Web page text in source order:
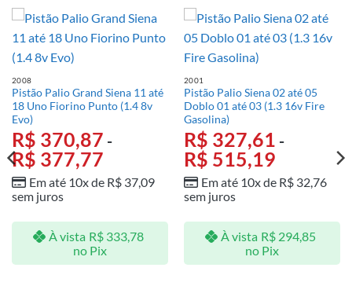
2008
Pistão Palio Grand Siena 11 até
18 Uno Fiorino Punto (1.4 8v
Evo)
R$ 370,87 -
R$ 377,77
Em até 10x de R$37,09
sem juros
À vista R$ 333,78
no Pix
2001
Pistão Palio Siena 02 até 05
Doblo 01 até 03 (1.3 16v Fire
Gasolina)
R$ 327,61 -
R$ 515,19
Em até 10x de R$32,76
sem juros
À vista R$ 294,85
no Pix